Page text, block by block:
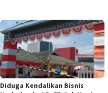
Diduga Kendalikan Bisnis